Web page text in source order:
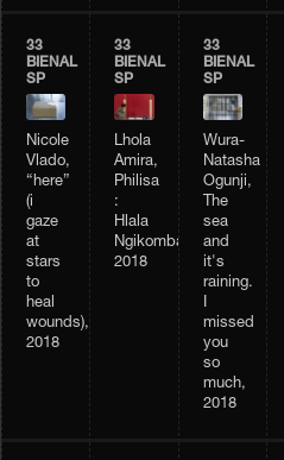
33
BIENAL
SP
Nicole
Vlado,
“here”
(i
gaze
at
stars
to
heal
wounds),
2018
33
BIENAL
SP
Lhola
Amira,
Philisa
:
Hlala
Ngikombamthise,
2018
33
BIENAL
SP
Wura-
Natasha
Ogunji,
The
sea
and
it's
raining.
I
missed
you
so
much,
2018